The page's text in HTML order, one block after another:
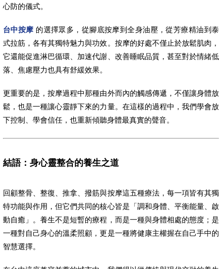
心防的儀式。
台中按摩 的選擇眾多，從腳底按摩到全身油壓，從芳療精油到泰
式拉筋，各有其獨特魅力與功效。按摩的好處不僅止於放鬆肌肉，
它還能促進淋巴循環、加速代謝、改善睡眠品質，甚至對於情緒低
落、焦慮壓力也具有舒緩效果。
更重要的是，按摩過程中那種由外而內的觸感傳遞，不僅讓身體放
鬆，也是一種讓心靈靜下來的力量。在這樣的過程中，我們學會放
下控制、學會信任，也重新傾聽身體最真實的聲音。
結語：身心靈整合的養生之道
回顧整骨、整復、推拿、撥筋與按摩這五種療法，每一項皆有其獨
特功能與作用，但它們共同的核心皆是「調和身體、平衡能量、啟
動自癒」。養生不是短暫的療程，而是一種與身體相處的態度；是
一種對自己身心的溫柔照顧，更是一種將健康主權握在自己手中的
智慧選擇。